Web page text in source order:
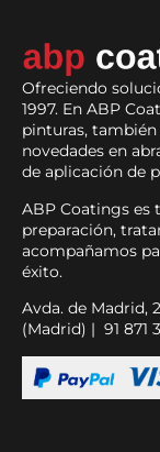
Ofreciendo
1997. En ABP
pinturas,
novedades en
de aplicación de
ABP Coatings es
preparación,
acompañamos
éxito.
Avda. de Madrid,
(Madrid) | 91 871